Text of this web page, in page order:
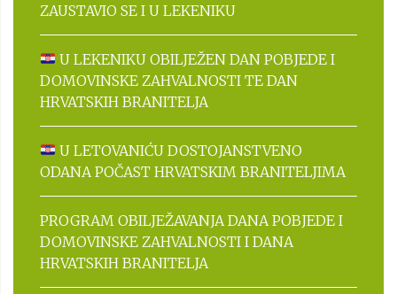
ZAUSTAVIO SE I U LEKENIKU
U LEKENIKU OBILJEŽEN DAN POBJEDE I
DOMOVINSKE ZAHVALNOSTI TE DAN
HRVATSKIH BRANITELJA
U LETOVANIĆU DOSTOJANSTVENO
ODANA POČAST HRVATSKIM BRANITELJIMA
PROGRAM OBILJEŽAVANJA DANA POBJEDE I
DOMOVINSKE ZAHVALNOSTI I DANA
HRVATSKIH BRANITELJA